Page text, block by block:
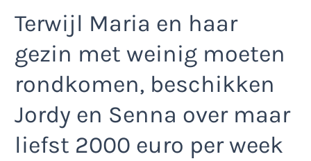
Terwijl Maria en haar
gezin met weinig moeten
rondkomen, beschikken
Jordy en Senna over maar
liefst 2000 euro per week